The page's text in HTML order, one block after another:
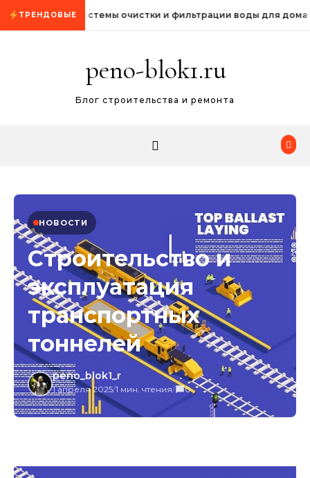
Промотать к содержимому
ТРЕНДОВЫЕСистемы очистки и фильтрации воды для дома
peno-blok1.ru
Блог строительства и ремонта
НОВОСТИ
Строительство и
эксплуатация
транспортных
тоннелей
peno_blok1_r
1 апреля 2025/1 мин. чтения/ 0